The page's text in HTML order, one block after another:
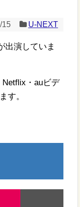
15 U-NEXT
出演していま
Netflix・auビデ
す。